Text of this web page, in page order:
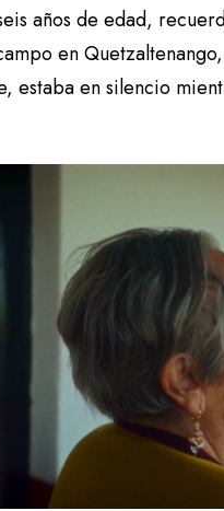
años de edad,
en
estaba en silencio